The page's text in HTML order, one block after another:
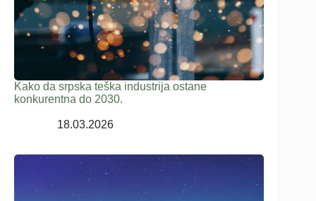
Kako da srpska teška industrija ostane
konkurentna do 2030.
18.03.2026